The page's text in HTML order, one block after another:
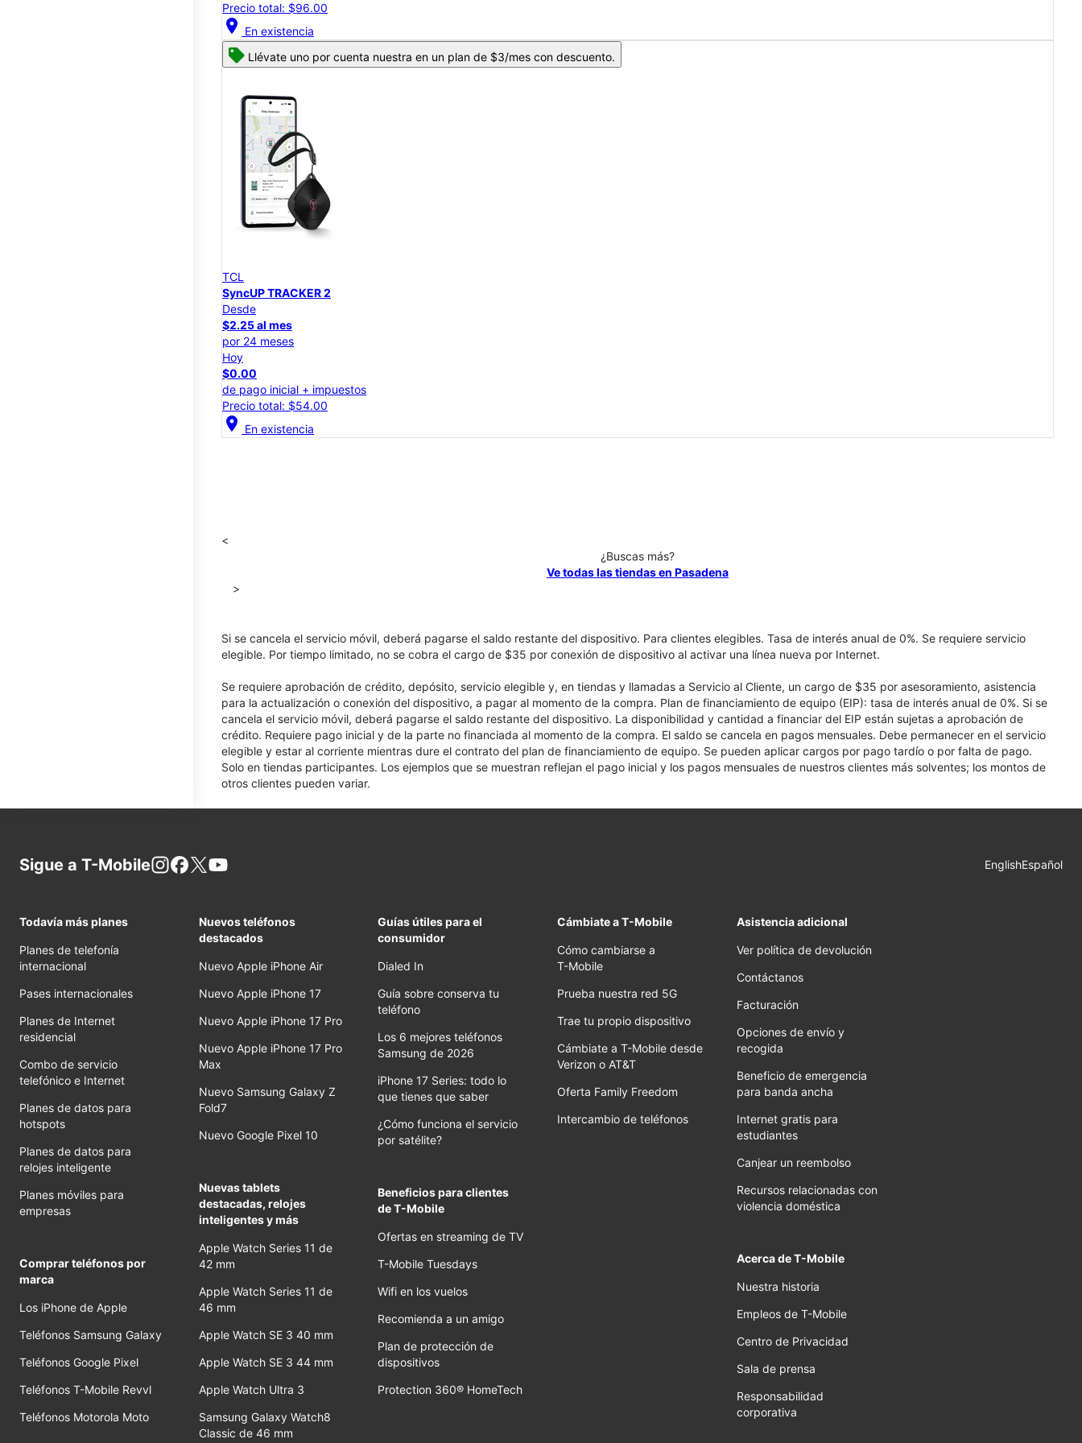
Precio total: $96.00
location_on En existencia
Llévate uno por cuenta nuestra en un plan de $3/mes con descuento.
TCL
SyncUP TRACKER 2
Desde
$2.25 al mes
por 24 meses
Hoy
$0.00
de pago inicial + impuestos
Precio total: $54.00
location_on En existencia
<
¿Buscas más?
Ve todas las tiendas en Pasadena
>
Si se cancela el servicio móvil, deberá pagarse el saldo restante del dispositivo. Para clientes elegibles. Tasa de interés anual de 0%. Se requiere servicio
elegible. Por tiempo limitado, no se cobra el cargo de $35 por conexión de dispositivo al activar una línea nueva por Internet.
Se requiere aprobación de crédito, depósito, servicio elegible y, en tiendas y llamadas a Servicio al Cliente, un cargo de $35 por asesoramiento, asistencia
para la actualización o conexión del dispositivo, a pagar al momento de la compra. Plan de financiamiento de equipo (EIP): tasa de interés anual de 0%. Si se
cancela el servicio móvil, deberá pagarse el saldo restante del dispositivo. La disponibilidad y cantidad a financiar del EIP están sujetas a aprobación de
crédito. Requiere pago inicial y de la parte no financiada al momento de la compra. El saldo se cancela en pagos mensuales. Debe permanecer en el servicio
elegible y estar al corriente mientras dure el contrato del plan de financiamiento de equipo. Se pueden aplicar cargos por pago tardío o por falta de pago.
Solo en tiendas participantes. Los ejemplos que se muestran reflejan el pago inicial y los pagos mensuales de nuestros clientes más solventes; los montos de
otros clientes pueden variar.